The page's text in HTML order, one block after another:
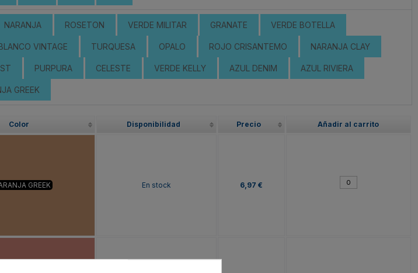
NARANJA ROSETON VERDE MILITAR GRANATE VERDE BOTELLA
VINTAGE TURQUESA OPALO ROJO CRISANTEMO NARANJA CLAY
PURPURA CELESTE VERDE KELLY AZUL DENIM AZUL RIVIERA
GREEK
Color Disponibilidad Precio Añadir al carrito
GREEK En stock 6,97 €